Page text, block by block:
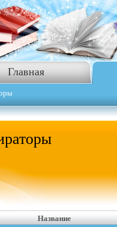
Главная
Название